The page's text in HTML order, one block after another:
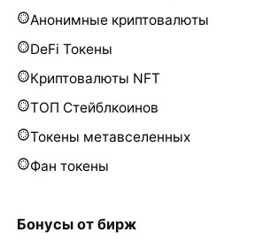
Анонимные криптовалюты
DeFi Токены
Криптовалюты NFT
ТОП Стейблкоинов
Токены метавселенных
Фан токены
Бонусы от бирж